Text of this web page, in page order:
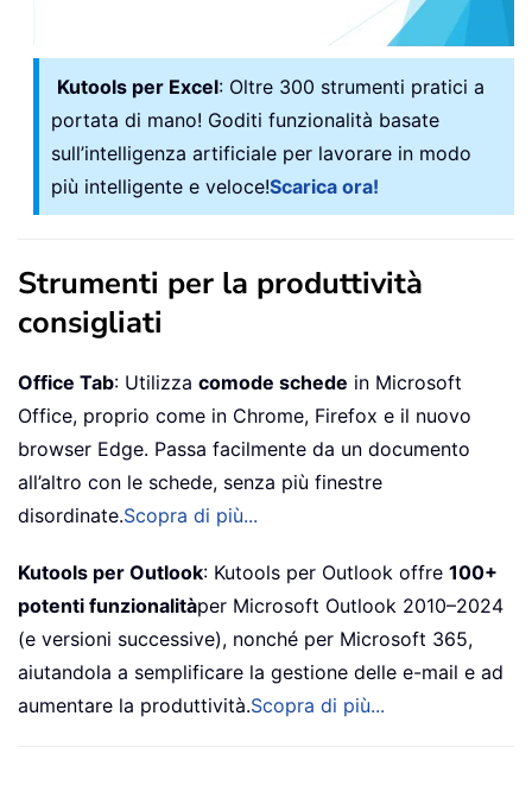
Kutools per Excel: Oltre 300 strumenti pratici a
portata di mano! Goditi funzionalità basate
sull’intelligenza artificiale per lavorare in modo
più intelligente e veloce!Scarica ora!
Strumenti per la produttività
consigliati
Office Tab: Utilizza comode schede in Microsoft
Office, proprio come in Chrome, Firefox e il nuovo
browser Edge. Passa facilmente da un documento
all’altro con le schede, senza più finestre
disordinate.Scopra di più...
Kutools per Outlook: Kutools per Outlook offre 100+
potenti funzionalitàper Microsoft Outlook 2010–2024
(e versioni successive), nonché per Microsoft 365,
aiutandola a semplificare la gestione delle e-mail e ad
aumentare la produttività.Scopra di più...